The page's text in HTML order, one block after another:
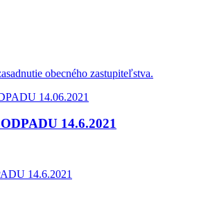
obecného zastupiteľstva.
14.6.2021
14.6.2021